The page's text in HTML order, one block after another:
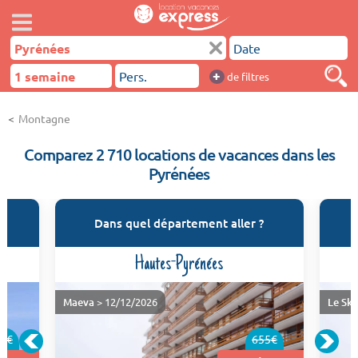
+ de filtres
Montagne
Comparez 2 710 locations de vacances dans les
Pyrénées
Dans quel département aller ?
Hautes-Pyrénées
655€
Maeva > 12/12/2026 Le